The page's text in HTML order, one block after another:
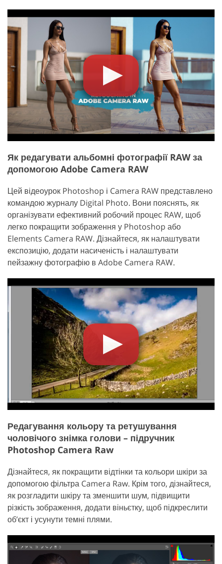
Як редагувати альбомні фотографії RAW за
допомогою Adobe Camera RAW
Цей відеоурок Photoshop і Camera RAW представлено
командою журналу Digital Photo. Вони пояснять, як
організувати ефективний робочий процес RAW, щоб
легко покращити зображення у Photoshop або
Elements Camera RAW. Дізнайтеся, як налаштувати
експозицію, додати насиченість і налаштувати
пейзажну фотографію в Adobe Camera RAW.
Редагування кольору та ретушування
чоловічого знімка голови – підручник
Photoshop Camera Raw
Дізнайтеся, як покращити відтінки та кольори шкіри за
допомогою фільтра Camera Raw. Крім того, дізнайтеся,
як розгладити шкіру та зменшити шум, підвищити
різкість зображення, додати віньєтку, щоб підкреслити
об’єкт і усунути темні плями.